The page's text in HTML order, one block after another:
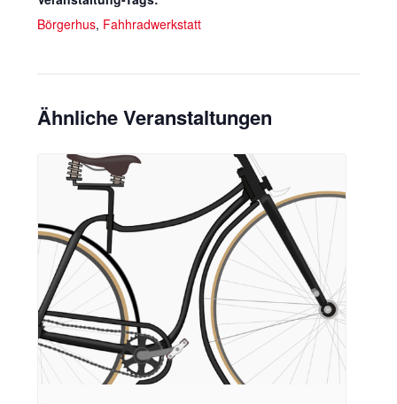
Börgerhus, Fahhradwerkstatt
Ähnliche Veranstaltungen